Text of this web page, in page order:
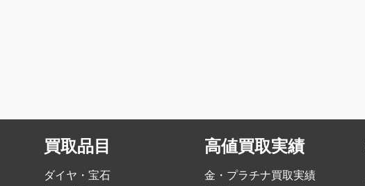
買取品目
ダイヤ・宝石
高値買取実績
金・プラチナ買取実績